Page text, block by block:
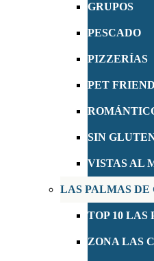
GRUPOS
PESCADO
PIZZERÍAS
PET
SIN
VISTAS AL
LAS PALMAS DE
TOP 10 LAS
ZONA LAS